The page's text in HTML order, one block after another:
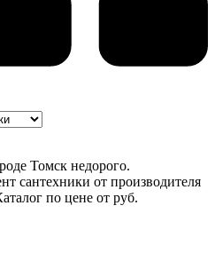
Томск недорого.
сантехники от производителя
по цене от руб.